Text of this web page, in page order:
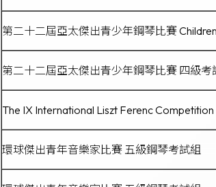
第二十二屆亞太傑出青少年鋼琴比賽
第二十二屆亞太傑出青少年鋼琴比賽 四級考
The IX International Liszt Ferenc
環球傑出青年音樂家比賽 五級鋼琴考試組